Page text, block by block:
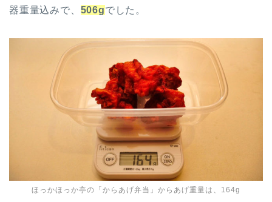
器重量込みで、 506gでした。
ほっかほっか亭の「からあげ弁当」からあげ重量は、164g